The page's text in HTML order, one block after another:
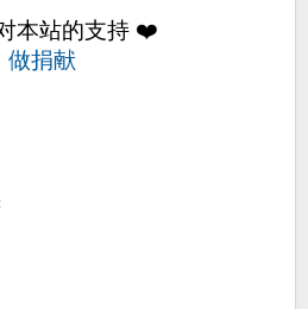
本站的支持 ❤️
做捐献